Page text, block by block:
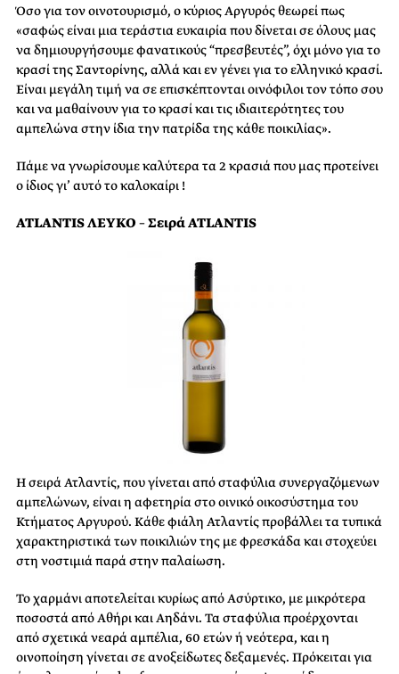
Όσο για τον οινοτουρισμό, ο κύριος Αργυρός θεωρεί πως
«σαφώς είναι μια τεράστια ευκαιρία που δίνεται σε όλους μας
να δημιουργήσουμε φανατικούς “πρεσβευτές”, όχι μόνο για το
κρασί της Σαντορίνης, αλλά και εν γένει για το ελληνικό κρασί.
Είναι μεγάλη τιμή να σε επισκέπτονται οινόφιλοι τον τόπο σου
και να μαθαίνουν για το κρασί και τις ιδιαιτερότητες του
αμπελώνα στην ίδια την πατρίδα της κάθε ποικιλίας».
Πάμε να γνωρίσουμε καλύτερα τα 2 κρασιά που μας προτείνει
ο ίδιος γι’ αυτό το καλοκαίρι !
ATLANTIS ΛΕΥΚΟ – Σειρά ATLANTIS
Η σειρά Ατλαντίς, που γίνεται από σταφύλια συνεργαζόμενων
αμπελώνων, είναι η αφετηρία στο οινικό οικοσύστημα του
Κτήματος Αργυρού. Κάθε φιάλη Ατλαντίς προβάλλει τα τυπικά
χαρακτηριστικά των ποικιλιών της με φρεσκάδα και στοχεύει
στη νοστιμιά παρά στην παλαίωση.
Το χαρμάνι αποτελείται κυρίως από Ασύρτικο, με μικρότερα
ποσοστά από Αθήρι και Αηδάνι. Τα σταφύλια προέρχονται
από σχετικά νεαρά αμπέλια, 60 ετών ή νεότερα, και η
οινοποίηση γίνεται σε ανοξείδωτες δεξαμενές. Πρόκειται για